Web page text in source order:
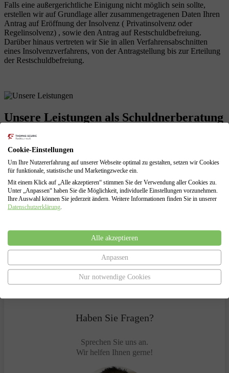
Falls eine außergerichtliche Einigung nicht möglich sein sollte,
erstellen wir auf Grundlage aller zusammengetragenen Daten Ihren
Antrag auf Eröffnung der Insolvenz ( Privatinsolvenz oder
Regelinsolvenz) , sowie den Antrag auf Restschuldbefreiung.
Darüber hinaus vertreten wir Sie in allen Verfahrensabschnitten
eines Insolvenzverfahrens, von der Antragstellung bis zur Erteilung
der Restschuldbefreiung.
Unsere Leistungen als Schuldnerberatung
Profitieren Sie von unserer langjährigen Erfahrungen! Wir sind mit
allen Problemen einer finanziellen Krise vertraut und können diese
für Sie lösen.
Schuldenberatung für Verbraucher und Selbstständige
Führung sämtlicher Verhandlungen mit den Gläubigern
Insolvenzantragsstellung und Begleitung durch das
Vertretung gegenüber dem Insolvenzgericht und dem
Haben Sie Fragen?
Sprechen Sie uns an.
Wir helfen Ihnen gerne!
Cookie-Einstellungen
Um Ihre Nutzererfahrung auf unserer Webseite optimal zu gestalten, setzen wir Cookies
für funktionale, statistische und Marketingzwecke ein.
Mit einem Klick auf „Alle akzeptieren“ stimmen Sie der Verwendung aller Cookies zu.
Unter „Anpassen“ haben Sie die Möglichkeit, individuelle Einstellungen vorzunehmen.
Ihre Auswahl können Sie jederzeit ändern. Weitere Informationen finden Sie in unserer
Datenschutzerklärung
Alle akzeptieren
Anpassen
Nur notwendige Cookies